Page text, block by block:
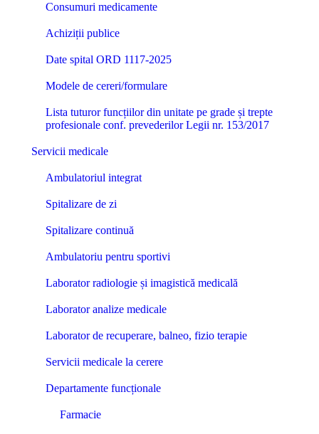
Consumuri medicamente
Achiziții publice
Date spital ORD 1117-2025
Modele de cereri/formulare
Lista tuturor funcțiilor din unitate pe grade și trepte
profesionale conf. prevederilor Legii nr. 153/2017
Servicii medicale
Ambulatoriul integrat
Spitalizare de zi
Spitalizare continuă
Ambulatoriu pentru sportivi
Laborator radiologie și imagistică medicală
Laborator analize medicale
Laborator de recuperare, balneo, fizio terapie
Servicii medicale la cerere
Departamente funcționale
Farmacie